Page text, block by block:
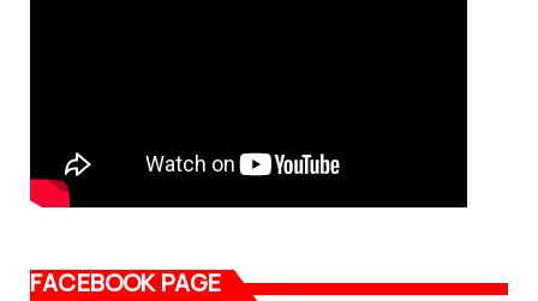
FACEBOOK PAGE